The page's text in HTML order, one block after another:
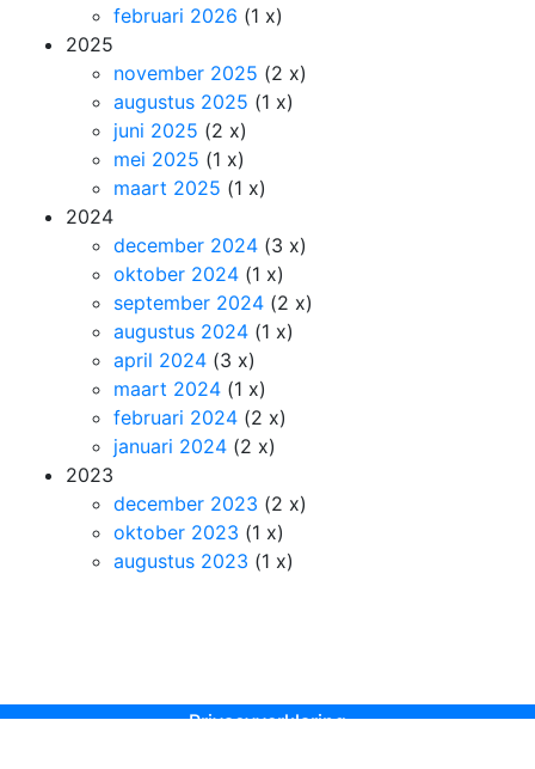
februari 2026 (1 x)
2025
november 2025 (2 x)
augustus 2025 (1 x)
juni 2025 (2 x)
mei 2025 (1 x)
maart 2025 (1 x)
2024
december 2024 (3 x)
oktober 2024 (1 x)
september 2024 (2 x)
augustus 2024 (1 x)
april 2024 (3 x)
maart 2024 (1 x)
februari 2024 (2 x)
januari 2024 (2 x)
2023
december 2023 (2 x)
oktober 2023 (1 x)
augustus 2023 (1 x)
Privacyverklaring